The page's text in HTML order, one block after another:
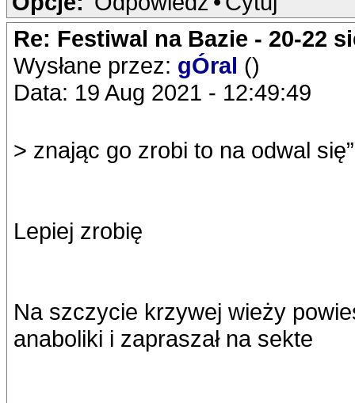
Re: Festiwal na Bazie - 20-22
Wysłane przez: gÓral ()
Data: 19 Aug 2021 - 12:49:49
> znając go zrobi to na odwal się”
Lepiej zrobię
Na szczycie krzywej wieży
anaboliki i zapraszał na sekte